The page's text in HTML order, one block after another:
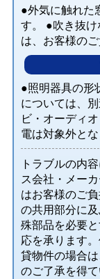
外気に触れた
す。
吹き抜
は、お客様のご
照明器具の形
については、
ビ・オーディ
電は対象外とな
トラブルの内
ス会社・メー
はお客様のご
の共用部分に
殊部品を必要
応を承ります
貸物件の場合
のご了承を得